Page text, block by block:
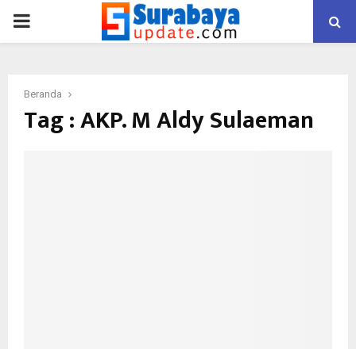
PRIMARY
Beranda
Tag : AKP. M Aldy Sulaeman